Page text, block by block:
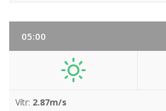
05:00
Vítr: 2.87m/s